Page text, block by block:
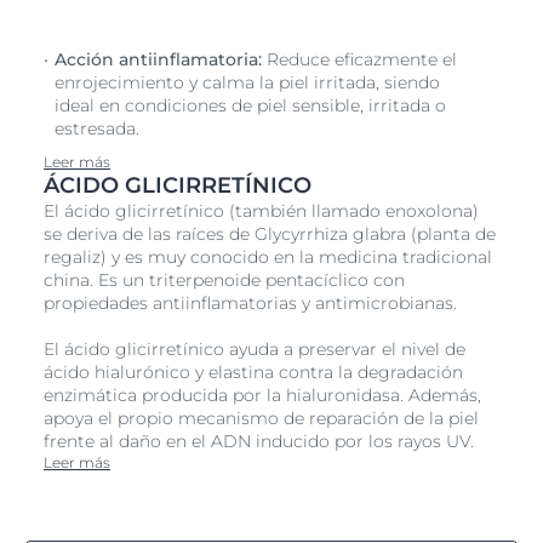
Acción antiinflamatoria: Reduce eficazmente el
enrojecimiento y calma la piel irritada, siendo
ideal en condiciones de piel sensible, irritada o
estresada.
Leer más
ÁCIDO GLICIRRETÍNICO
El ácido glicirretínico (también llamado enoxolona)
se deriva de las raíces de Glycyrrhiza glabra (planta de
regaliz) y es muy conocido en la medicina tradicional
china. Es un triterpenoide pentacíclico con
propiedades antiinflamatorias y antimicrobianas.
El ácido glicirretínico ayuda a preservar el nivel de
ácido hialurónico y elastina contra la degradación
enzimática producida por la hialuronidasa. Además,
apoya el propio mecanismo de reparación de la piel
frente al daño en el ADN inducido por los rayos UV.
Leer más